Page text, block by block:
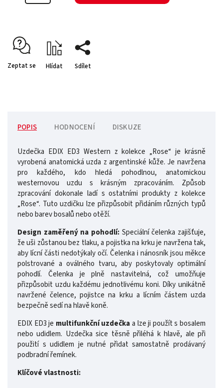
Zeptat se Hlídat Sdílet
POPIS HODNOCENÍ DISKUZE
Uzdečka EDIX ED3 Western z kolekce „Rose“ je krásně
vyrobená anatomická uzda z argentinské kůže. Je navržena
pro každého, kdo hledá pohodlnou, anatomickou
westernovou uzdu s krásným zpracováním. Způsob
zpracování dokonale ladí s ostatními produkty z kolekce
„Rose“. Tuto uzdičku lze přizpůsobit přidáním různých typů
nebo barev bosalů nebo otěží.
Design zaměřený na pohodlí: Speciální čelenka zajišťuje,
že uši zůstanou bez tlaku, a pojistka na krku je navržena tak,
aby lícní části nedotýkaly očí. Čelenka i nánosník jsou měkce
polstrované a oválného tvaru, aby poskytovaly optimální
pohodlí. Čelenka je plně nastavitelná, což umožňuje
přizpůsobit uzdu každému jednotlivému koni. Díky unikátně
navržené čelence, pojistce na krku a lícním částem uzda
bezpečně sedí na hlavě koně.
EDIX ED3 je multifunkční uzdečkaa lze ji použít s bosalem
nebo udidlem. Uzdečka sice těsně přiléhá k hlavě, ale při
použití s ​​udidlem je nutné přidat samostatně prodávaný
podbradní řemínek.
Klíčové vlastnosti: